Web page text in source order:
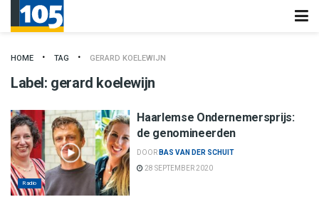
HOME TAG GERARD KOELEWIJN
Label: gerard koelewijn
Radio
Haarlemse Ondernemersprijs:
de genomineerden
DOOR BAS VAN DER SCHUIT
28 SEPTEMBER 2020